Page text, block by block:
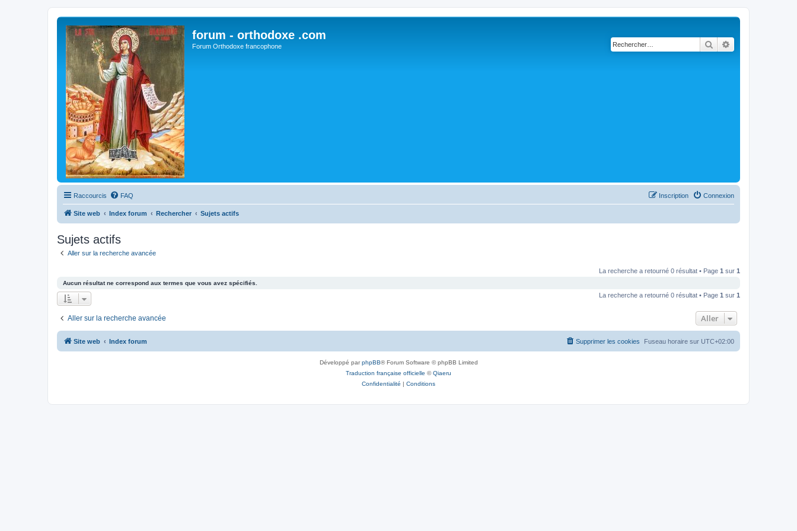
forum - orthodoxe .com
Forum Orthodoxe francophone Rechercher
Raccourcis FAQ Connexion
Inscription
Site web Index forum Rechercher Sujets actifs
Sujets actifs
Aller sur la recherche avancée
La recherche a retourné 0 résultat • Page 1 sur 1
Aucun résultat ne correspond aux termes que vous avez spécifiés.
La recherche a retourné 0 résultat • Page 1 sur 1
Aller sur la recherche avancée Aller
Site web Index forum Fuseau horaire sur UTC+02:00
Supprimer les cookies
Développé parphpBB® Forum Software © phpBB Limited
Traduction française officielle ©Qiaeru
Confidentialité | Conditions